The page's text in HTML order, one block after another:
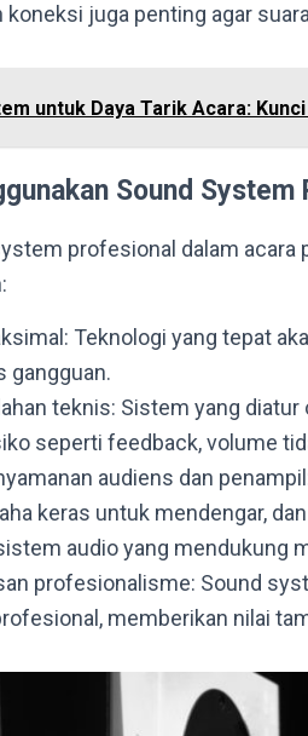
koneksi juga penting agar
untuk Daya Tarik Acara:
Sound System
profesional dalam acara
Teknologi yang tepat
gangguan.
teknis: Sistem yang
seperti feedback, volume
audiens dan
keras untuk mendengar,
audio yang mendukung
profesionalisme: Sound
memberikan nilai